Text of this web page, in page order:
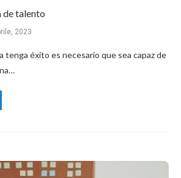
de talento
2023
tenga éxito es necesario que sea capaz de